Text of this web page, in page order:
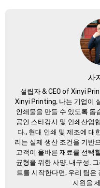
사
설립자 &CEO of Xinyi
Xinyi Printing, 나는 기업이
인쇄물을 만들 수 있도록 돕
공인 스타강사 및 인쇄산업
다., 현대 인쇄 및 제조에 대
리는 실제 생산 조건을 기반
고객이 올바른 재료를 선택
균형을 위한 사양, 내구성,
트를 시작한다면, 우리 팀은
지원을